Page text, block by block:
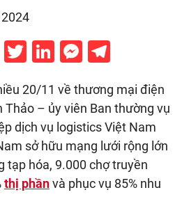
Facebook
Twitter
LinkedIn
20/11 về thương mại điện
Thảo – ủy viên Ban thường vụ
dịch vụ logistics Việt Nam
sở hữu mạng lưới rộng lớn
tạp hóa, 9.000 chợ truyền
thị phầnvà phục vụ 85% nhu